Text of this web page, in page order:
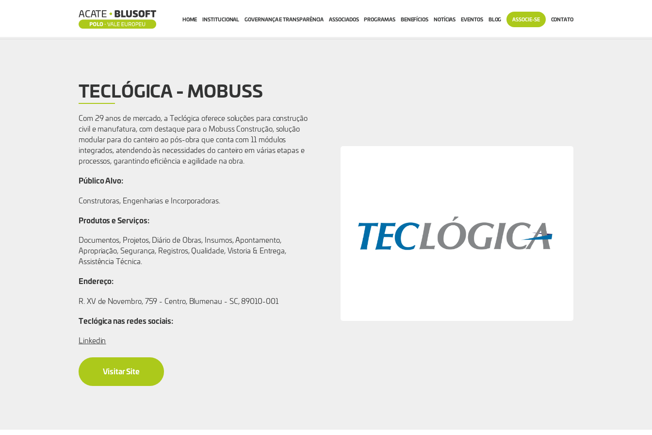
HOME INSTITUCIONAL GOVERNANÇA E TRANSPARÊNCIA ASSOCIADOS PROGRAMAS BENEFÍCIOS NOTÍCIAS EVENTOS BLOG ASSOCIE-SE CONTATO
SERVIÇOS
INFORMÁTICA
TECLÓGICA - MOBUSS
Com 29 anos de mercado, a Teclógica oferece soluções para construção
civil e manufatura, com destaque para o Mobuss Construção, solução
modular para do canteiro ao pós-obra que conta com 11 módulos
integrados, atendendo às necessidades do canteiro em várias etapas e
processos, garantindo eficiência e agilidade na obra.
Público Alvo:
Construtoras, Engenharias e Incorporadoras.
Produtos e Serviços:
Documentos, Projetos, Diário de Obras, Insumos, Apontamento,
Apropriação, Segurança, Registros, Qualidade, Vistoria & Entrega,
Assistência Técnica.
Endereço:
R. XV de Novembro, 759 - Centro, Blumenau - SC, 89010-001
Teclógica nas redes sociais:
Linkedin
Visitar Site